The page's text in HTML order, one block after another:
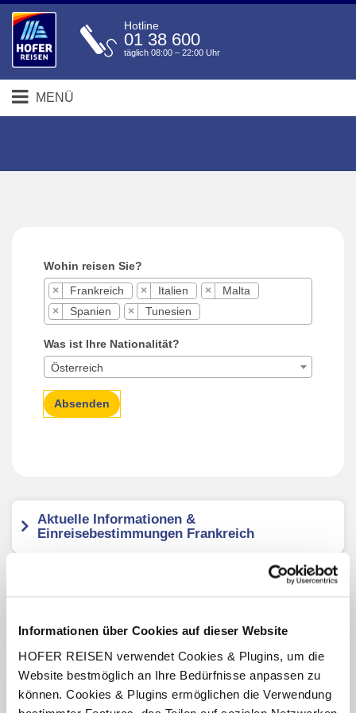
Informationen über Cookies auf dieser Website
HOFER REISEN verwendet Cookies & Plugins, um die
Website bestmöglich an Ihre Bedürfnisse anpassen zu
können. Cookies & Plugins ermöglichen die Verwendung
Hotline
01 38 600
täglich 08:00 – 22:00 Uhr
MENÜ
Wohin reisen Sie?
×
Frankreich × Italien ×
Malta
×
Spanien × Tunesien
Was ist Ihre Nationalität?
Österreich
Absenden
Aktuelle Informationen &
Einreisebestimmungen Frankreich
Aktuelle Informationen &
Einreisebestimmungen Malta